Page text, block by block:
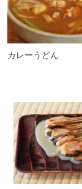
カレーうどん